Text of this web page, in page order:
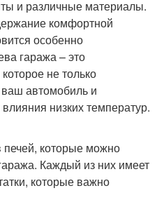
и различные материалы.
комфортной
особенно
гаража – это
не только
автомобиль и
низких температур.
печей, которые можно
Каждый из них имеет
которые важно